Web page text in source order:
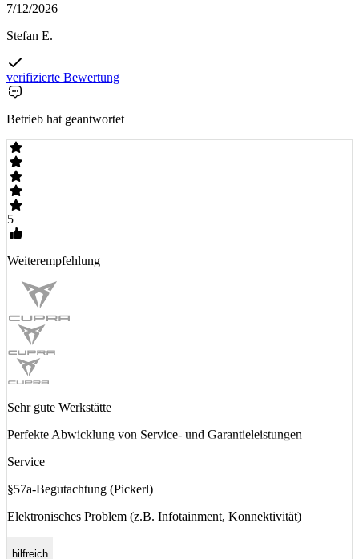
7/12/2026
Stefan E.
verifizierte Bewertung
Betrieb hat geantwortet
5
Weiterempfehlung
Sehr gute Werkstätte
Perfekte Abwicklung von Service- und Garantieleistungen
Service
§57a-Begutachtung (Pickerl)
Elektronisches Problem (z.B. Infotainment, Konnektivität)
hilfreich